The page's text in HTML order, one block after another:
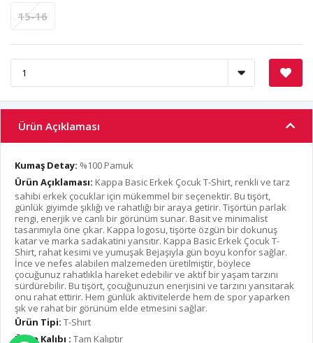
15-16
Ürün Açıklaması
Kumaş Detay: %100 Pamuk
Ürün Açıklaması: Kappa Basic Erkek Çocuk T-Shirt, renkli ve tarz
sahibi erkek çocuklar için mükemmel bir seçenektir. Bu tişört,
günlük giyimde şıklığı ve rahatlığı bir araya getirir. Tişörtün parlak
rengi, enerjik ve canlı bir görünüm sunar. Basit ve minimalist
tasarımıyla öne çıkar. Kappa logosu, tişörte özgün bir dokunuş
katar ve marka sadakatini yansıtır. Kappa Basic Erkek Çocuk T-
Shirt, rahat kesimi ve yumuşak Bejaşıyla gün boyu konfor sağlar.
İnce ve nefes alabilen malzemeden üretilmiştir, böylece
çocuğunuz rahatlıkla hareket edebilir ve aktif bir yaşam tarzını
sürdürebilir. Bu tişört, çocuğunuzun enerjisini ve tarzını yansıtarak
onu rahat ettirir. Hem günlük aktivitelerde hem de spor yaparken
şık ve rahat bir görünüm elde etmesini sağlar.
Ürün Tipi: T-Shırt
Ürün Kalıbı : Tam Kalıptır